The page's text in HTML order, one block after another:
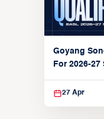
Goyang
For 2026-27
27 Apr